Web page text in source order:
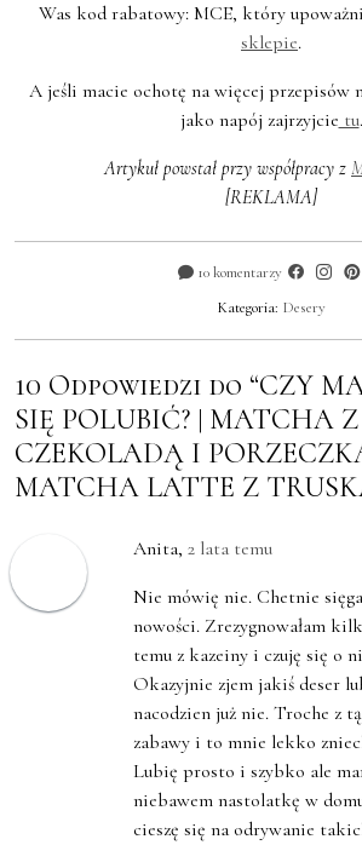
Was kod rabatowy: MCE, który
sklepie.
A jeśli macie ochotę na więcej przepisów
jako napój zajrzyjcie tu.
Artykuł powstał przy współpracy z
[REKLAMA]
10 komentarzy
Kategoria: Desery
10 Odpowiedzi do “CZY
SIĘ POLUBIĆ? | MATCHA
CZEKOLADĄ I
MATCHA LATTE Z
Anita, 2 lata temu
Nie mówię nie. Chetnie
nowości. Zrezygnowałam
temu z kazeiny i czuję się o
Okazyjnie zjem jakiś deser
nacodzien już nie. Troche z
zabawy i to mnie lekko
Lubię prosto i szybko ale
niebawem nastolatkę w
cieszę się na odrywanie